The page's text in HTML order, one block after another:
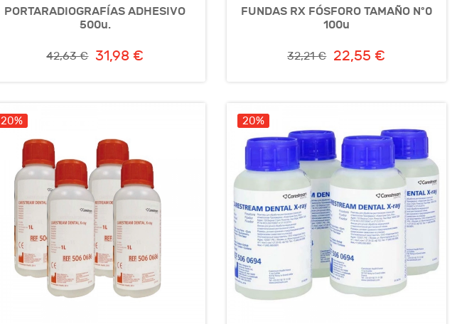
PORTARADIOGRAFÍAS ADHESIVO
500u.
42,63 € 31,98 €
FUNDAS RX FÓSFORO TAMAÑO Nº0
100u
32,21 € 22,55 €
20% 20%